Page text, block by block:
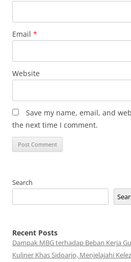
Email *
Website
Save my name, email, and
the next time I comment.
Search
Recent Posts
Dampak MBG terhadap Beban Kerja
Kuliner Khas Sidoarjo, Menjelajahi